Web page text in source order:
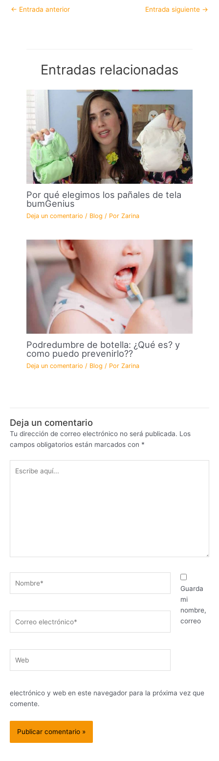
← Entrada anterior Entrada siguiente →
Entradas relacionadas
Por qué elegimos los pañales de tela
bumGenius
Deja un comentario / Blog / PorZarina
Podredumbre de botella: ¿Qué es? y
como puedo prevenirlo??
Deja un comentario / Blog / PorZarina
Deja un comentario
Tu dirección de correo electrónico no será publicada. Los
campos obligatorios están marcados con *
aquí...
electrónico*
Guarda
mi
nombre,
correo
electrónico y web en este navegador para la próxima vez que
comente.